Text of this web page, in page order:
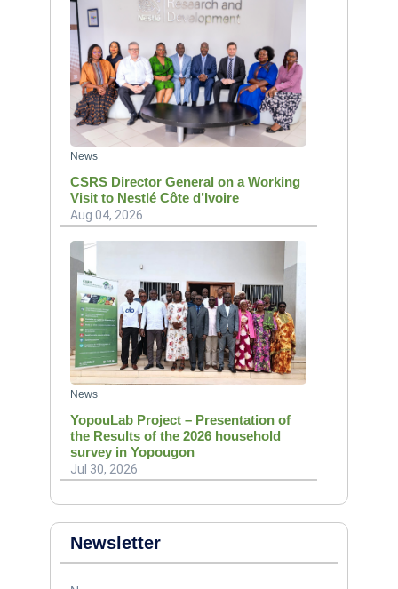
News
CSRS Director General on a Working
Visit to Nestlé Côte d’Ivoire
Aug 04, 2026
News
YopouLab Project – Presentation of
the Results of the 2026 household
survey in Yopougon
Jul 30, 2026
Newsletter